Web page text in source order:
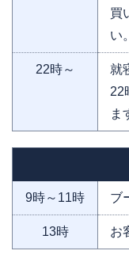
買
い。
22時～
就
22
ま
9時～11時 ブ
13時 お